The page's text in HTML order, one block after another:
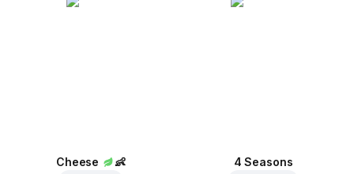
Cheese 👶 4 Seasons